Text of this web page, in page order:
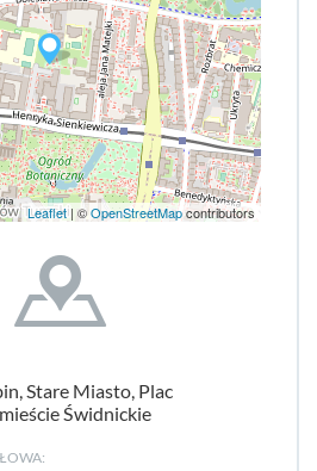
Leaflet| ©OpenStreetMapcontributors
Stare Miasto, Plac
Świdnickie